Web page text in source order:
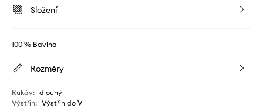
Složení
100 % Bavlna
Rozměry
Rukáv: dlouhý
Výstřih: Výstřih do V